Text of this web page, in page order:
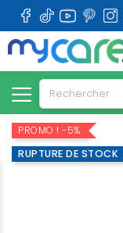
PROMO ! -5%
RUPTURE DE STOCK